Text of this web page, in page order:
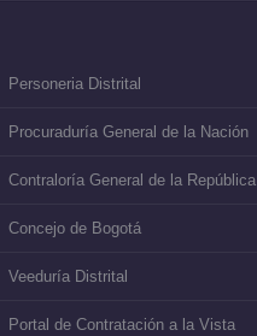
Personeria Distrital
Procuraduría General de la Nación
Contraloría General de la República
Concejo de Bogotá
Veeduría Distrital
Portal de Contratación a la Vista